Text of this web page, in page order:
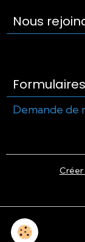
Nous
Demande de
Créer